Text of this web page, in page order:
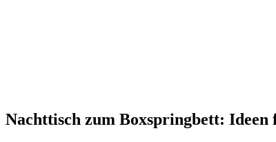
Nachttisch zum Boxspringbett: